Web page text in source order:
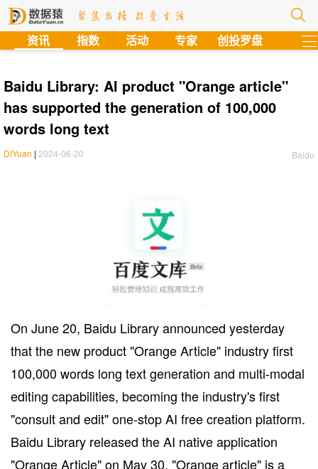
资讯 指数 活动 专家 创投罗盘
Baidu Library: AI product "Orange article"
has supported the generation of 100,000
words long text
Baidu
DIYuan | 2024-06-20
On June 20, Baidu Library announced yesterday
that the new product "Orange Article" industry first
100,000 words long text generation and multi-modal
editing capabilities, becoming the industry's first
"consult and edit" one-stop AI free creation platform.
Baidu Library released the AI native application
"Orange Article" on May 30, "Orange article" is a